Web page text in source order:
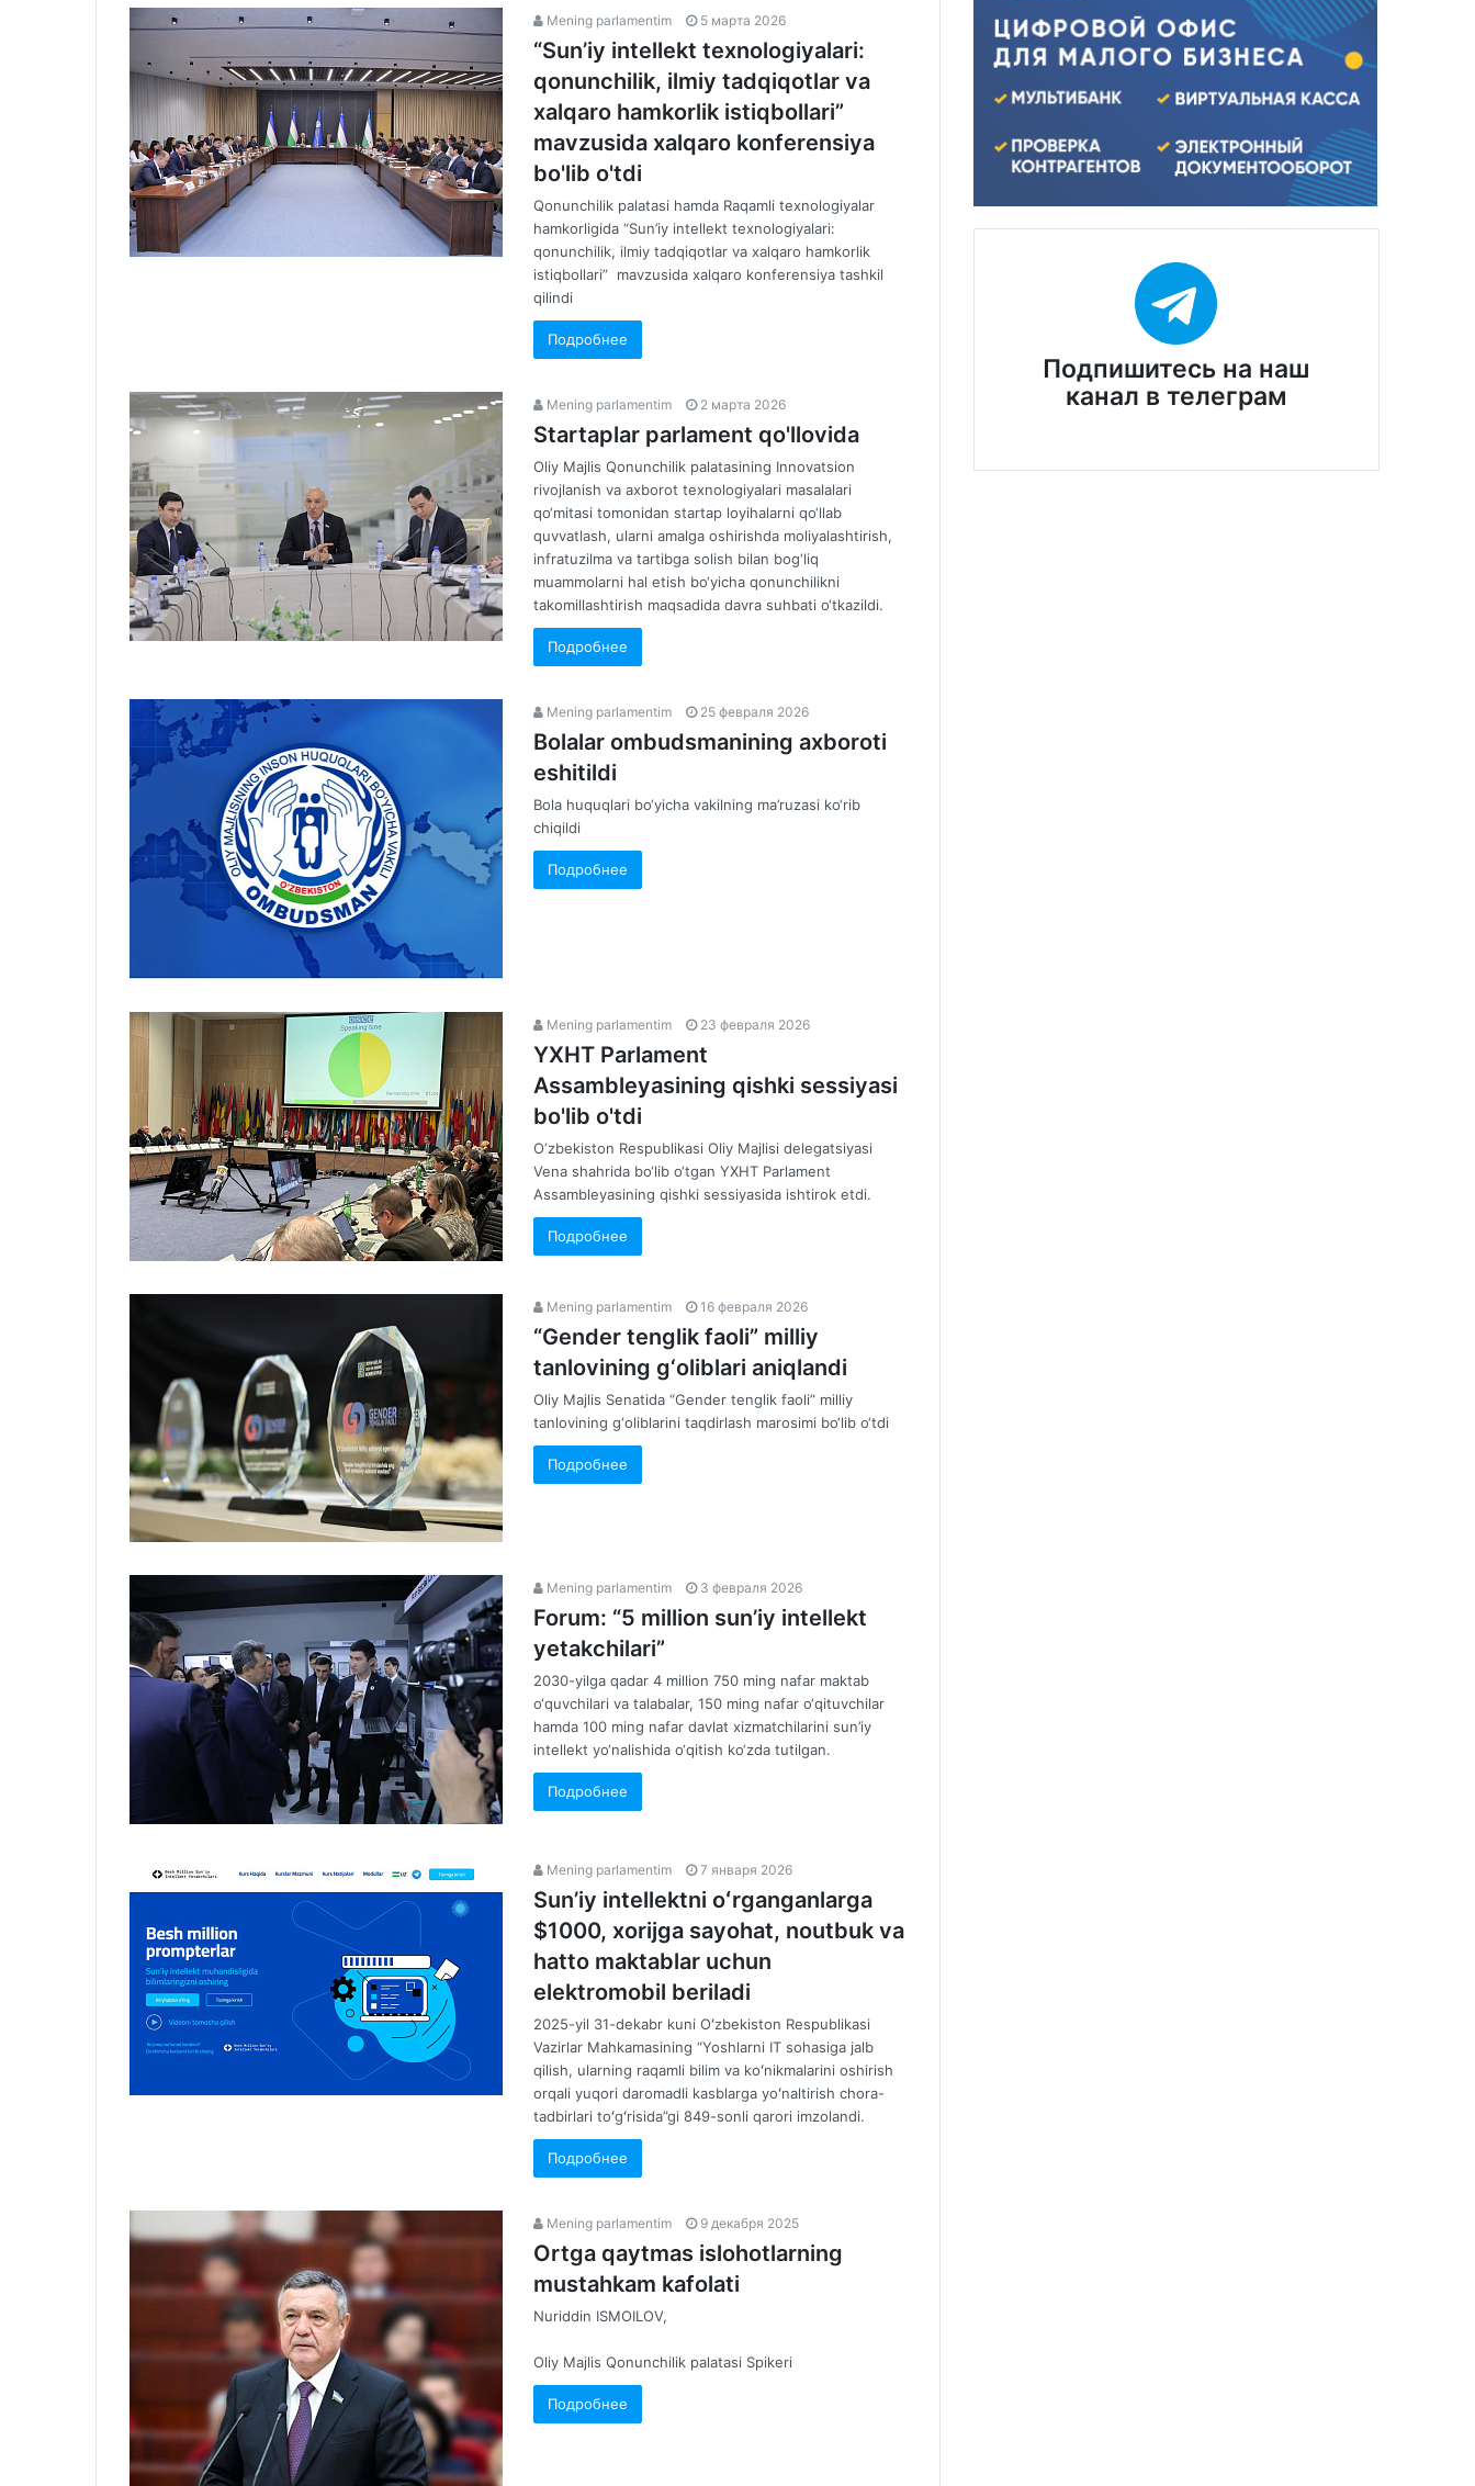
Mening parlamentim 5 марта 2026
“Sun’iy intellekt texnologiyalari:
qonunchilik, ilmiy tadqiqotlar va
xalqaro hamkorlik istiqbollari”
mavzusida xalqaro konferensiya
bo'lib o'tdi
Qonunchilik palatasi hamda Raqamli texnologiyalar
hamkorligida “Sun’iy intellekt texnologiyalari:
qonunchilik, ilmiy tadqiqotlar va xalqaro hamkorlik
istiqbollari” mavzusida xalqaro konferensiya tashkil
qilindi
Подробнее
Mening parlamentim 2 марта 2026
Startaplar parlament qo'llovida
Oliy Majlis Qonunchilik palatasining Innovatsion
rivojlanish va axborot texnologiyalari masalalari
qo‘mitasi tomonidan startap loyihalarni qo‘llab
quvvatlash, ularni amalga oshirishda moliyalashtirish,
infratuzilma va tartibga solish bilan bog‘liq
muammolarni hal etish bo‘yicha qonunchilikni
takomillashtirish maqsadida davra suhbati o‘tkazildi.
Подробнее
Mening parlamentim 25 февраля 2026
Bolalar ombudsmanining axboroti
eshitildi
Bola huquqlari bo‘yicha vakilning ma’ruzasi ko‘rib
chiqildi
Подробнее
Mening parlamentim 23 февраля 2026
YXHT Parlament
Assambleyasining qishki sessiyasi
bo'lib o'tdi
O‘zbekiston Respublikasi Oliy Majlisi delegatsiyasi
Vena shahrida bo‘lib o‘tgan YXHT Parlament
Assambleyasining qishki sessiyasida ishtirok etdi.
Подробнее
Mening parlamentim 16 февраля 2026
“Gender tenglik faoli” milliy
tanlovining g‘oliblari aniqlandi
Oliy Majlis Senatida “Gender tenglik faoli” milliy
tanlovining g‘oliblarini taqdirlash marosimi bo‘lib o‘tdi
Подробнее
Mening parlamentim 3 февраля 2026
Forum: “5 million sun’iy intellekt
yetakchilari”
2030-yilga qadar 4 million 750 ming nafar maktab
o‘quvchilari va talabalar, 150 ming nafar o‘qituvchilar
hamda 100 ming nafar davlat xizmatchilarini sun’iy
intellekt yo‘nalishida o‘qitish ko‘zda tutilgan.
Подробнее
Mening parlamentim 7 января 2026
Sun’iy intellektni oʻrganganlarga
$1000, xorijga sayohat, noutbuk va
hatto maktablar uchun
elektromobil beriladi
2025-yil 31-dekabr kuni Oʻzbekiston Respublikasi
Vazirlar Mahkamasining “Yoshlarni IT sohasiga jalb
qilish, ularning raqamli bilim va koʻnikmalarini oshirish
orqali yuqori daromadli kasblarga yoʻnaltirish chora-
tadbirlari toʻgʻrisida”gi 849-sonli qarori imzolandi.
Подробнее
Mening parlamentim 9 декабря 2025
Ortga qaytmas islohotlarning
mustahkam kafolati
Nuriddin ISMOILOV,
Oliy Majlis Qonunchilik palatasi Spikeri
Подробнее
Подпишитесь на наш
канал в телеграм